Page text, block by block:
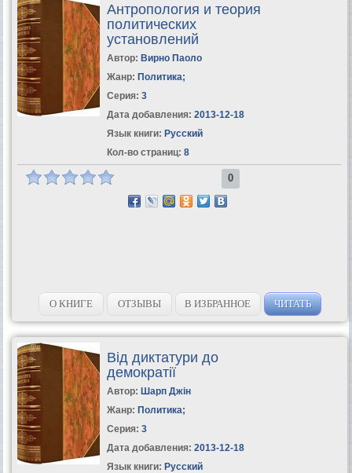
Антропология и теория
политических
установлений
Автор: Вирно Паоло
Жанр: Политика;
Серия: 3
Дата добавления: 2013-12-18
Язык книги: Русский
Кол-во страниц: 8
0
О КНИГЕ ОТЗЫВЫ В ИЗБРАННОЕ ЧИТАТЬ
Від диктатури до
демократії
Автор: Шарп Джін
Жанр: Политика;
Серия: 3
Дата добавления: 2013-12-18
Язык книги: Русский